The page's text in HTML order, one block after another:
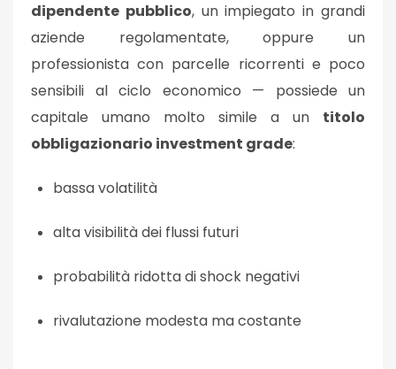
dipendente pubblico, un impiegato in grandi
aziende regolamentate, oppure un
professionista con parcelle ricorrenti e poco
sensibili al ciclo economico — possiede un
capitale umano molto simile a un titolo
obbligazionario investment grade:
bassa volatilità
alta visibilità dei flussi futuri
probabilità ridotta di shock negativi
rivalutazione modesta ma costante